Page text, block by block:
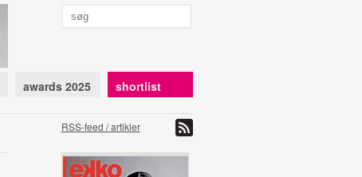
awards 2025 shortlist
RSS-feed / artikler